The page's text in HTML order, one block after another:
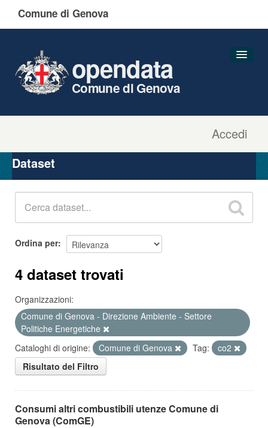
Comune di Genova
Accedi
opendata
Comune di Genova
Organizzazioni
Gruppi
Dataset
Ordina per
4 dataset trovati
Organizzazioni:
Comune di Genova - Direzione Ambiente - Settore
Politiche Energetiche
Cataloghi di origine:
Comune di Genova Tag:
co2
Risultato del Filtro
Consumi altri combustibili utenze Comune di
Genova (ComGE)